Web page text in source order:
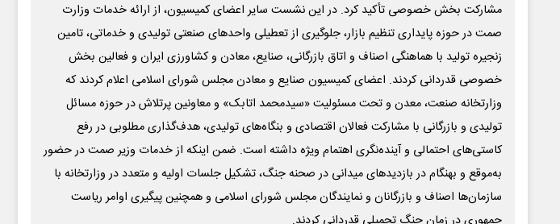
مشارکت بخش خصوصی تأکید کرد. در این نشست سایر اعضای کمیسیون، از ارائه خدمات وزارت
صمت در حوزه پایداری تنظیم بازار، جلوگیری از تعطیلی واحدهای صنعتی تولیدی و خدماتی، تامین
زنجیره تولید با هماهنگی اصناف و اتاق بازرگانی، صنایع، معادن و کشاورزی ایران و فعالین بخش
خصوصی قدردانی کردند. اعضای کمیسیون صنایع و معادن مجلس شورای اسلامی اعلام کردند که
وزارتخانه صنعت، معدن و تحت مسئولیت «سیدمحمد اتابک» و معاونین پرتلاش در حوزه مسائل
تولیدی و بازرگانی با مشارکت فعالان اقتصادی و بنگاه‌های تولیدی، هدف‌گذاری مطلوبی در رفع
کاستی‌های احتمالی و آینده‌نگری اهتمام ویژه داشته است. ضمن اینکه از خدمات وزیر صمت در حضور
به‌موقع و بهنگام در بازدیدهای میدانی در صحنه جنگ، تشکیل جلسات اولیه و متعدد در وزارتخانه با
سازمان‌ها اصناف و بازرگانان و نمایندگان مجلس شورای اسلامی و همچنین پیگیری اوامر ریاست